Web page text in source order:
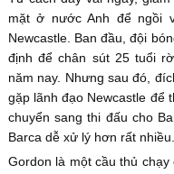
mặt ở nước Anh để ngồi
Newcastle. Ban đầu, đội
định để chân sút 25 tuổi
năm nay. Nhưng sau đó,
gặp lãnh đạo Newcastle để
chuyển sang thi đấu cho
Barca dễ xử lý hơn rất nhiều.
Gordon là một cầu thủ